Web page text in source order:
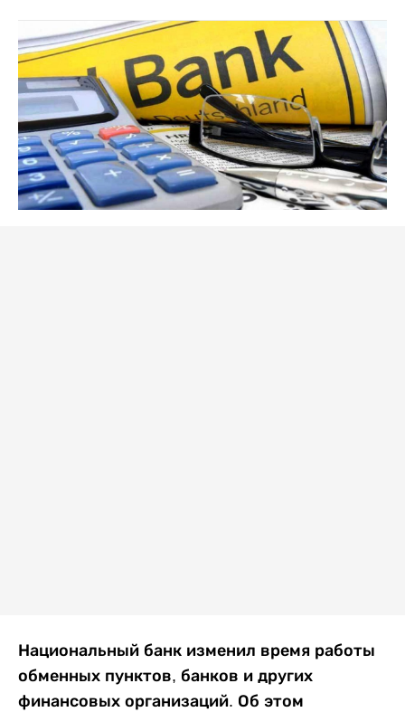
Национальный банк изменил время работы
обменных пунктов, банков и других
финансовых организаций. Об этом